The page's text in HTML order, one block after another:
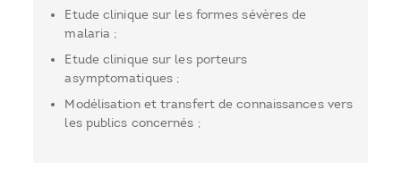
Etude clinique sur les formes sévères de
malaria ;
Etude clinique sur les porteurs
asymptomatiques ;
Modélisation et transfert de connaissances vers
les publics concernés ;